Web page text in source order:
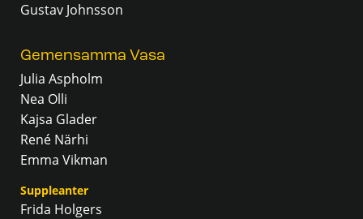
Gustav Johnsson
Gemensamma Vasa
Julia Aspholm
Nea Olli
Kajsa Glader
René Närhi
Emma Vikman
Suppleanter
Frida Holgers